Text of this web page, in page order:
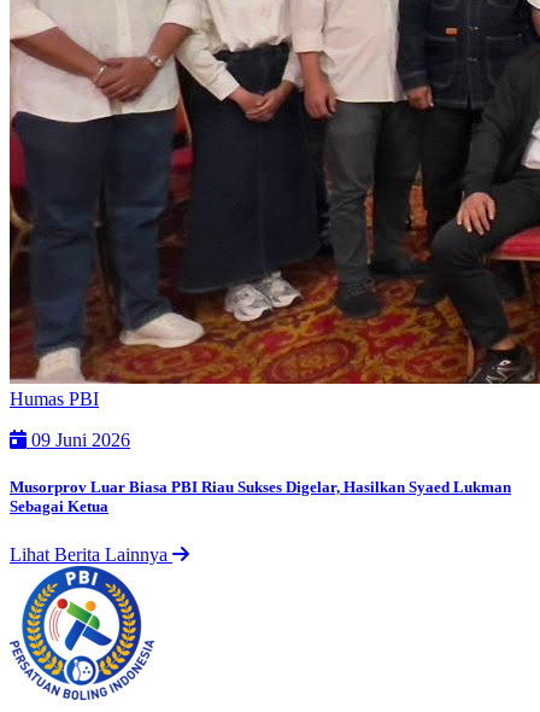
Humas PBI
09 Juni 2026
Musorprov Luar Biasa PBI Riau Sukses Digelar, Hasilkan Syaed Lukman
Sebagai Ketua
Lihat Berita Lainnya